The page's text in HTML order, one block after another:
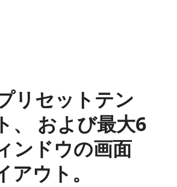
リセットテン
、 および最大6
ンドウの画面
アウト。